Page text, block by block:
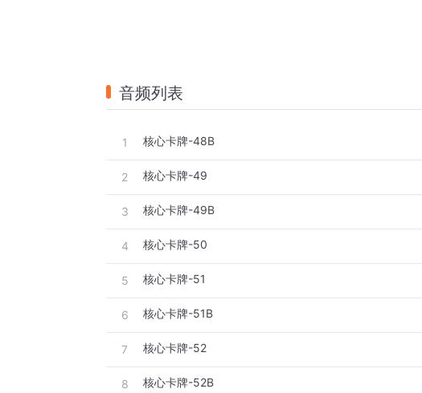
音频列表
1 核心卡牌-48B
2 核心卡牌-49
3 核心卡牌-49B
4 核心卡牌-50
5 核心卡牌-51
6 核心卡牌-51B
7 核心卡牌-52
8 核心卡牌-52B